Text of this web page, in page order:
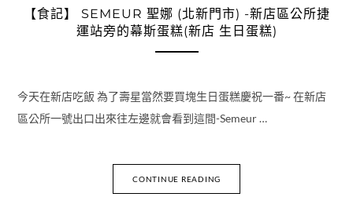
【食記】 SEMEUR 聖娜 (北新門市) -新店區公所捷
運站旁的幕斯蛋糕(新店 生日蛋糕)
今天在新店吃飯 為了壽星當然要買塊生日蛋糕慶祝一番~ 在新店
區公所一號出口出來往左邊就會看到這間-Semeur …
CONTINUE READING